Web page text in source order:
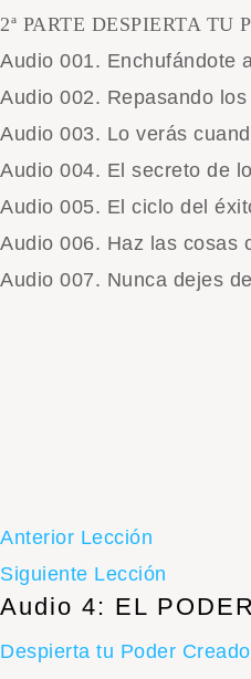
2ª PARTE DESPIERTA TU
Audio 001. Enchufándote
Audio 002. Repasando
Audio 003. Lo verás
Audio 004. El secreto de
Audio 005. El ciclo del
Audio 006. Haz las cosas
Audio 007. Nunca dejes
Anterior Lección
Siguiente Lección
Audio 4: EL
Despierta tu Poder